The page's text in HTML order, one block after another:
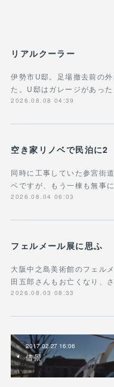
リアルクーラー
伊勢市U邸。足場撤去前の
た。U邸はガレージがあっ
2026.08.08 04:39
空き家リノベで民泊に2
同時に工事していた参宮街
ベですが、もう一棟も無事
2026.08.04 06:03
フェルメール展に思ふ
大阪中之島美術館のフェル
田五郎さんもお亡くなり、
2026.08.03 08:33
2017.02.27 16:06
借景